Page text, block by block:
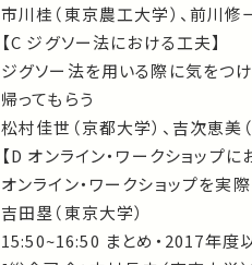
市川桂（東京農工大学）、前川修
【C ジグソー法における工夫】
ジグソー法を用いる際に気をつ
帰ってもらう
松村佳世（京都大学）、吉次恵美
【D オンライン・ワークショップに
オンライン・ワークショップを
吉田塁（東京大学）
15:50~16:50 まとめ・2017年度